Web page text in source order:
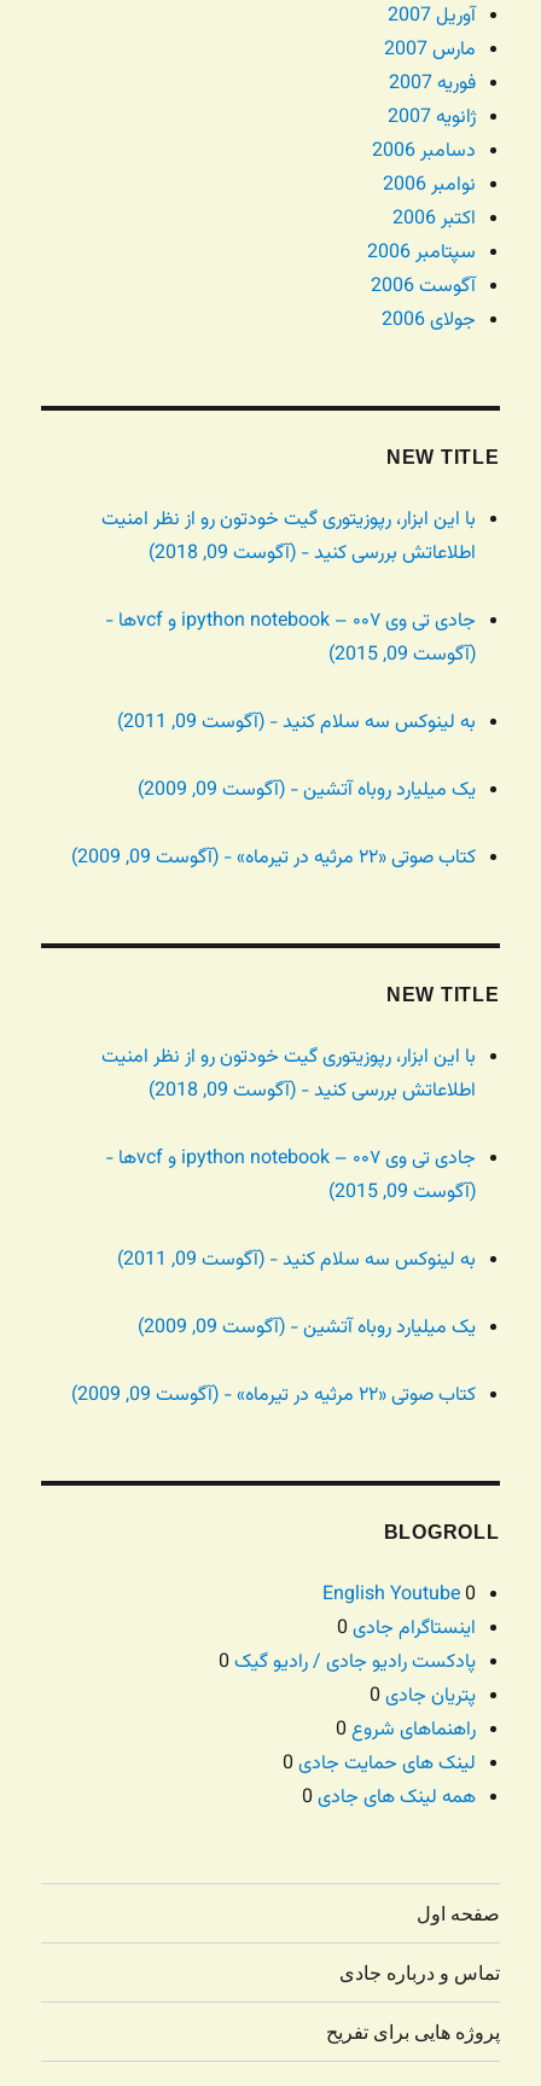
آوریل 2007
مارس 2007
فوریه 2007
ژانویه 2007
دسامبر 2006
نوامبر 2006
اکتبر 2006
سپتامبر 2006
آگوست 2006
جولای 2006
NEW TITLE
با این ابزار، رپوزیتوری گیت خودتون رو از نظر امنیت
اطلاعاتش بررسی کنید - (آگوست 09, 2018)
جادی تی وی ۰۰۷ – ipython notebook و vcfها -
(آگوست 09, 2015)
به لینوکس سه سلام کنید - (آگوست 09, 2011)
یک میلیارد روباه آتشین - (آگوست 09, 2009)
کتاب صوتی «۲۲ مرثیه در تیرماه» - (آگوست 09, 2009)
NEW TITLE
با این ابزار، رپوزیتوری گیت خودتون رو از نظر امنیت
اطلاعاتش بررسی کنید - (آگوست 09, 2018)
جادی تی وی ۰۰۷ – ipython notebook و vcfها -
(آگوست 09, 2015)
به لینوکس سه سلام کنید - (آگوست 09, 2011)
یک میلیارد روباه آتشین - (آگوست 09, 2009)
کتاب صوتی «۲۲ مرثیه در تیرماه» - (آگوست 09, 2009)
BLOGROLL
English Youtube0
اینستاگرام جادی
پادکست رادیو جادی / رادیو گیک
پتریان جادی
راهنماهای شروع
لینک های حمایت جادی
همه لینک های جادی
صفحه اول
تماس و درباره جادی
پروژه هایی برای تفریح